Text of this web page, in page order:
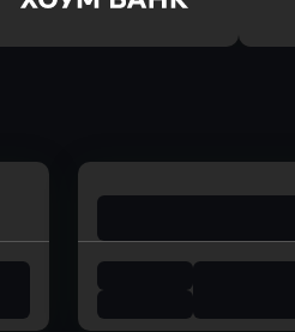
в Центр-Инвест